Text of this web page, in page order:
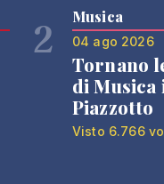
2 Musica
04 ago 2026
Tornano
di Musica
Piazzotto
Visto 6.766